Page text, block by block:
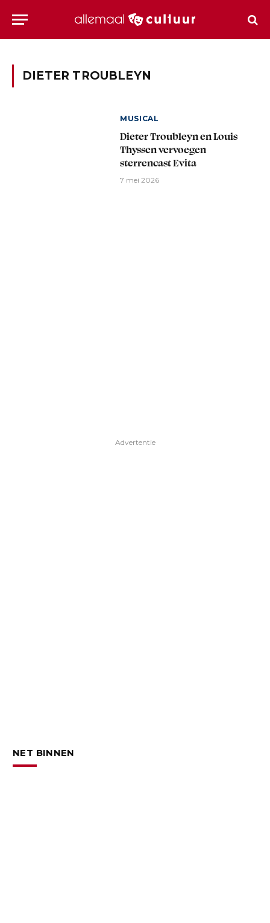
DIETER TROUBLEYN
MUSICAL
Dieter Troubleyn en Louis
Thyssen vervoegen
sterrencast Evita
7 mei 2026
Advertentie
NET BINNEN